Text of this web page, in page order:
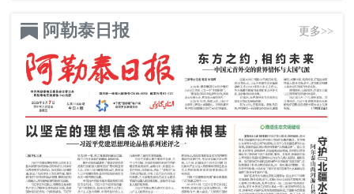
阿勒泰日报 更多>>